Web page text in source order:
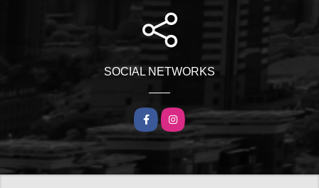
SOCIAL NETWORKS
FacebookInstagram